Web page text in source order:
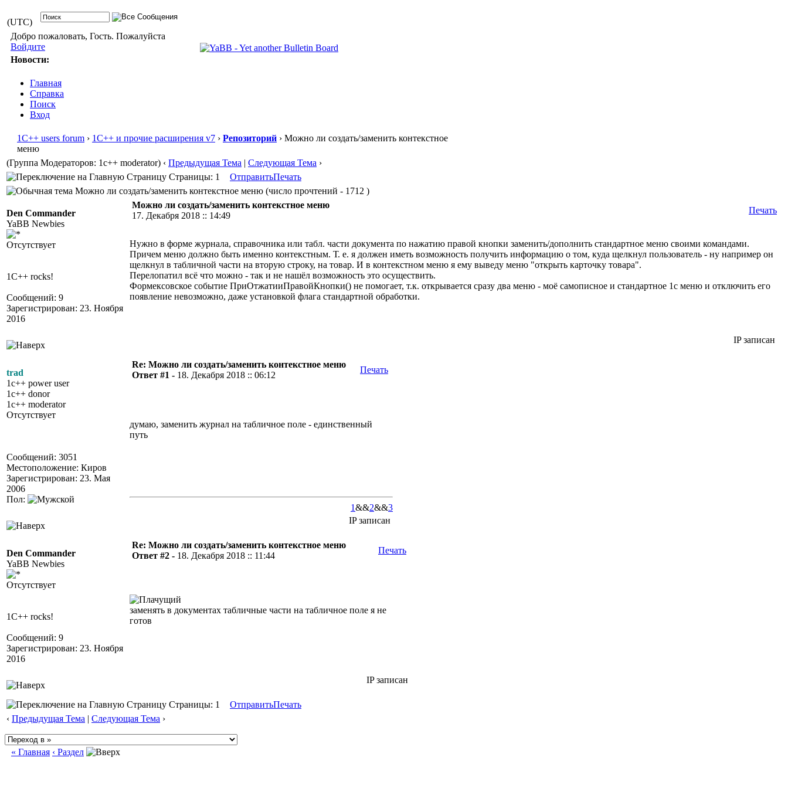
(UTC)
Добро пожаловать, Гость. Пожалуйста
Войдите
Новости:
Главная
Справка
Поиск
Вход
1С++ users forum › 1С++ и прочие расширения v7 › Репозиторий › Можно ли создать/заменить контекстное
меню
(Группа Модераторов: 1c++ moderator) ‹ Предыдущая Тема | Следующая Тема ›
Страницы: 1
ОтправитьПечать
Можно ли создать/заменить контекстное меню (число прочтений - 1712 )
Den Commander
YaBB Newbies
Отсутствует
1C++ rocks!
Сообщений: 9
Зарегистрирован: 23. Ноября
2016
Можно ли создать/заменить контекстное меню
17. Декабря 2018 :: 14:49
Печать
Нужно в форме журнала, справочника или табл. части документа по нажатию правой кнопки заменить/дополнить стандартное меню своими командами.
Причем меню должно быть именно контекстным. Т. е. я должен иметь возможность получить информацию о том, куда щелкнул пользователь - ну например он
щелкнул в табличной части на вторую строку, на товар. И в контекстном меню я ему выведу меню "открыть карточку товара".
Перелопатил всё что можно - так и не нашёл возможность это осуществить.
Формексовское событие ПриОтжатииПравойКнопки() не помогает, т.к. открывается сразу два меню - моё самописное и стандартное 1с меню и отключить его
появление невозможно, даже установкой флага стандартной обработки.
IP записан
trad
1c++ power user
1c++ donor
1c++ moderator
Отсутствует
Сообщений: 3051
Местоположение: Киров
Зарегистрирован: 23. Мая
2006
Пол:
Re: Можно ли создать/заменить контекстное меню
Ответ #1 - 18. Декабря 2018 :: 06:12
Печать
думаю, заменить журнал на табличное поле - единственный
путь
1&&2&&3
IP записан
Den Commander
YaBB Newbies
Отсутствует
1C++ rocks!
Сообщений: 9
Зарегистрирован: 23. Ноября
2016
Re: Можно ли создать/заменить контекстное меню
Ответ #2 - 18. Декабря 2018 :: 11:44
Печать
заменять в документах табличные части на табличное поле я не
готов
IP записан
Страницы: 1 ОтправитьПечать
‹ Предыдущая Тема | Следующая Тема ›
« Главная ‹ Раздел